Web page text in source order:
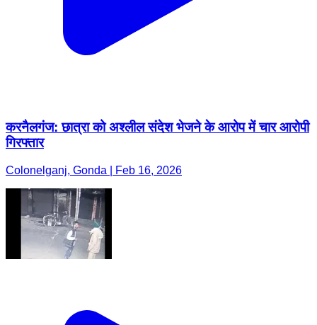
करनैलगंज: छात्रा को अश्लील संदेश भेजने के आरोप में चार आरोपी
गिरफ्तार
Colonelganj, Gonda | Feb 16, 2026